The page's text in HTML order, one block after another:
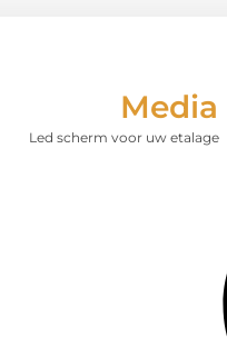
Media
Led scherm voor uw etalage